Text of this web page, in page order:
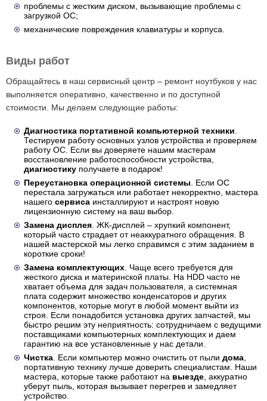
проблемы с жестким диском, вызывающие проблемы с
загрузкой ОС;
механические повреждения клавиатуры и корпуса.
Виды работ
Обращайтесь в наш сервисный центр – ремонт ноутбуков у нас
выполняется оперативно, качественно и по доступной
стоимости. Мы делаем следующие работы:
Диагностика портативной компьютерной техники
Тестируем работу основных узлов устройства и проверяем
работу ОС. Если вы доверяете нашим мастерам
восстановление работоспособности устройства,
диагностику получаете в подарок!
Переустановка операционной системы . Если ОС
перестала загружаться или работает некорректно, мастера
нашего сервиса инсталлируют и настроят новую
лицензионную систему на ваш выбор.
Замена дисплея . ЖК-дисплей – хрупкий компонент,
который часто страдает от неаккуратного обращения. В
нашей мастерской мы легко справимся с этим заданием в
короткие сроки!
Замена комплектующих . Чаще всего требуется для
жесткого диска и материнской платы. На HDD часто не
хватает объема для задач пользователя, а системная
плата содержит множество конденсаторов и других
компонентов, которые могут в любой момент выйти из
строя. Если понадобится установка других запчастей, мы
быстро решим эту неприятность: сотрудничаем с ведущими
поставщиками компьютерных комплектующих и даем
гарантию на все установленные у нас детали.
Чистка . Если компьютер можно очистить от пыли дома
портативную технику лучше доверить специалистам. Наши
мастера, которые также работают на выезде , аккуратно
уберут пыль, которая вызывает перегрев и замедляет
устройство.